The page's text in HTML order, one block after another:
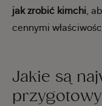
jak zrobić kimchi,
cennymi
Jakie są